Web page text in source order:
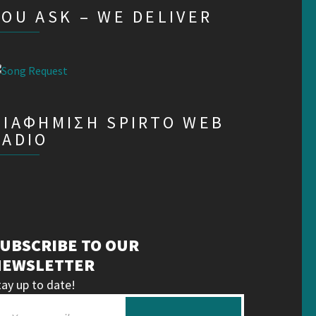
ASK – WE DELIVER
SPIRTO WEB
TO OUR
up to date!